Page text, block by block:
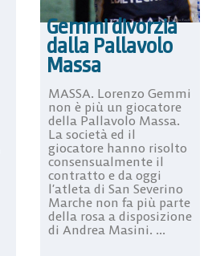
Gemmi divorzia
dalla Pallavolo
Massa
MASSA. Lorenzo Gemmi
non è più un giocatore
della Pallavolo Massa.
La società ed il
giocatore hanno risolto
consensualmente il
contratto e da oggi
l’atleta di San Severino
Marche non fa più parte
della rosa a disposizione
di Andrea Masini. ...